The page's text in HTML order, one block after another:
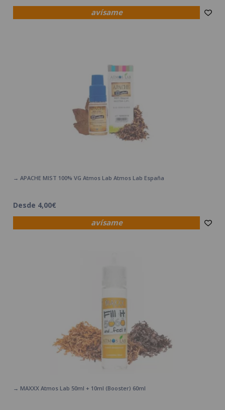
avísame
avísame
→ APACHE MIST 100% VG Atmos Lab Atmos Lab España
Desde 4,00€
→ MAXXX Atmos Lab 50ml + 10ml (Booster) 60ml